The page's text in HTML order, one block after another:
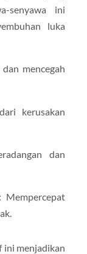
senyawa ini
luka
mencegah
kerusakan
dan
Mempercepat
ini menjadikan